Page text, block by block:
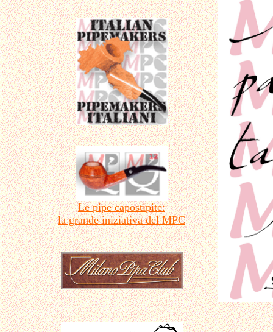
Le pipe capostipite:
la grande iniziativa del MPC